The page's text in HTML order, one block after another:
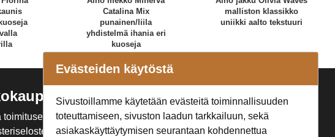
Catalina Mix
punainen/liila
yhdistelmä ihania eri
kuoseja
malliston klassikko
uniikki aalto tekstuuri
toimitusehdot
Seuraa Meitä
Evästeiden käytöstä
Sivustoillamme käytetään evästeitä toiminnallisuuden
toteuttamiseen, sivuston laadun tarkkailuun, sekä
asiakaskäyttäytymisen seurantaan kohdennettua